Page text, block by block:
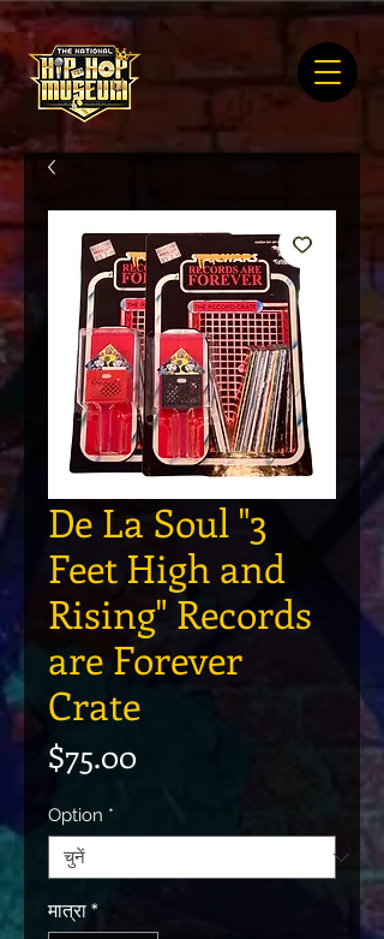
De La Soul "3
Feet High and
Rising" Records
are Forever
Crate
$75.00मूल्य
Option *
मात्रा*